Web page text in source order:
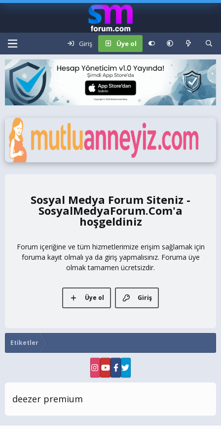
Giriş Üye ol
Sosyal Medya Forum Siteniz -
SosyalMedyaForum.Com
Forum içeriğine ve tüm hizmetlerimize erişim sağlamak için
foruma kayıt olmalı ya da giriş yapmalısınız. Foruma üye
olmak tamamen ücretsizdir.
Giriş
Üye ol
Etiketler
deezer premium